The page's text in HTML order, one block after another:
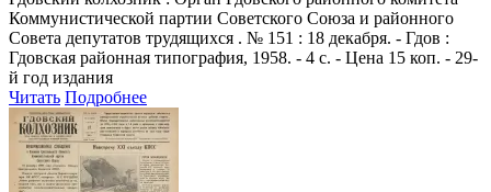
Коммунистической партии Советского Союза и районного
Совета депутатов трудящихся . № 151 : 18 декабря. - Гдов :
Гдовская районная типография, 1958. - 4 с. - Цена 15 коп. - 29-
й год издания
Читать Подробнее